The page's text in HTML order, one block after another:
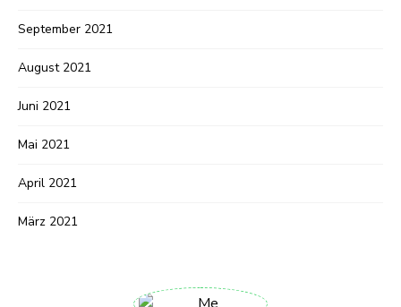
September 2021
August 2021
Juni 2021
Mai 2021
April 2021
März 2021